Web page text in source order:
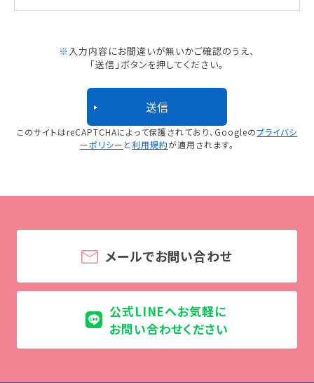
※ 入力内容にお間違いが無いかご確認のうえ、
「送信」ボタンを押してください。
このサイトはreCAPTCHAによって保護されており、 Googleのプライバシ
ーポリシー と利用規約が適用されます。
メールでお問い合わせ
公式LINEへお気軽に
お問い合わせください